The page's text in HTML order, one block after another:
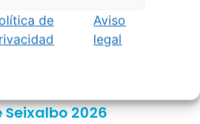
de
Aviso
legal
2026